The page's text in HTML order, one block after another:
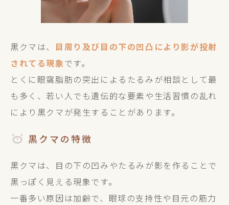
黒クマは、 目周り及び目の下の凹凸により影が投射
されてる現象です。
とくに眼窩脂肪の突出によるたるみが相談として最
も多く、若い人でも遺伝的な要素や生活習慣の乱れ
により黒クマが発生することがあります。
黒クマの特徴
黒クマは、目の下の凹みやたるみが影を作ることで
黒っぽく見える現象です。
一番多い原因は加齢で、眼球の支持性や目元の筋力